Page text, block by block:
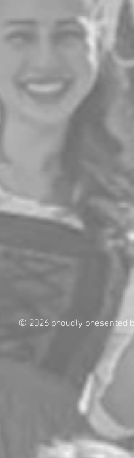
© 2026 proudly presented